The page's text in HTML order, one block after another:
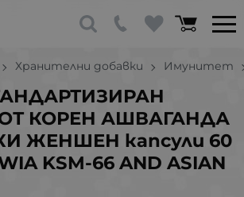
Хранителни добавки Имунитет
ОТ КОРЕН АШВАГАНДА
ЖЕНШЕН капсули 60
KSM-66 AND ASIAN